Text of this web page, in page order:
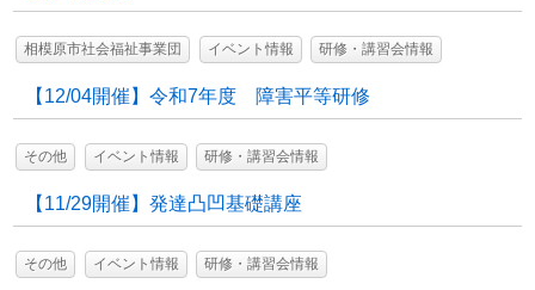
相模原市社会福祉事業団 イベント情報 研修・講習会情報
【12/04開催】令和7年度 障害平等研修
その他 イベント情報 研修・講習会情報
【11/29開催】発達凸凹基礎講座
その他 イベント情報 研修・講習会情報